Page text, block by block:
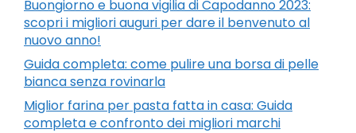
Buongiorno e buona vigilia di Capodanno 2023:
scopri i migliori auguri per dare il benvenuto al
nuovo anno!
Guida completa: come pulire una borsa di pelle
bianca senza rovinarla
Miglior farina per pasta fatta in casa: Guida
completa e confronto dei migliori marchi